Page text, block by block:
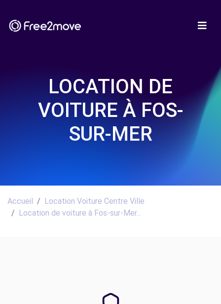
LOCATION DE
VOITURE À FOS-
SUR-MER
Accueil
Location Voiture Centre Ville
Location de voiture à Fos-sur-Mer...